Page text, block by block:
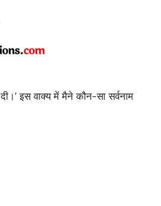
इस वाक्य में मैने कौन-सा सर्वनाम